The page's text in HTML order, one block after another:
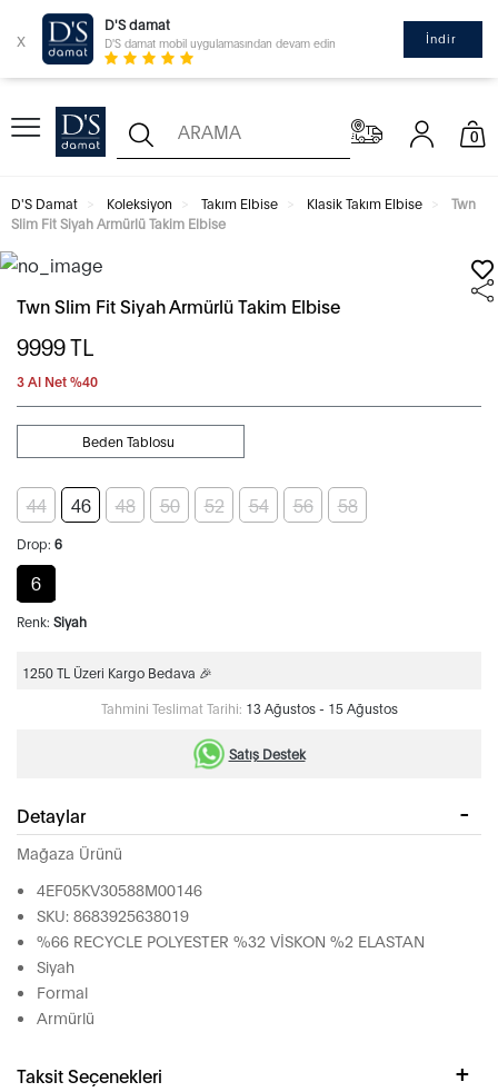
x
D'S damat
D'S damat mobil uygulamasından devam edin İndir
0
D'S Damat Koleksiyon Takım Elbise Klasik Takım Elbise
Twn
Slim Fit Siyah Armürlü Takim Elbise
Twn Slim Fit Siyah Armürlü Takim Elbise
9999TL
3 Al Net %40
Beden Tablosu
44 46 48 50 52 54 56 58
Drop: 6
6
Renk: Siyah
1250 TL Üzeri Kargo Bedava 🎉
Tahmini Teslimat Tarihi: 13 Ağustos - 15 Ağustos
Satış Destek
Detaylar
Mağaza Ürünü
4EF05KV30588M00146
SKU: 8683925638019
%66 RECYCLE POLYESTER %32 VİSKON %2 ELASTAN
Siyah
Formal
Armürlü
Taksit Seçenekleri